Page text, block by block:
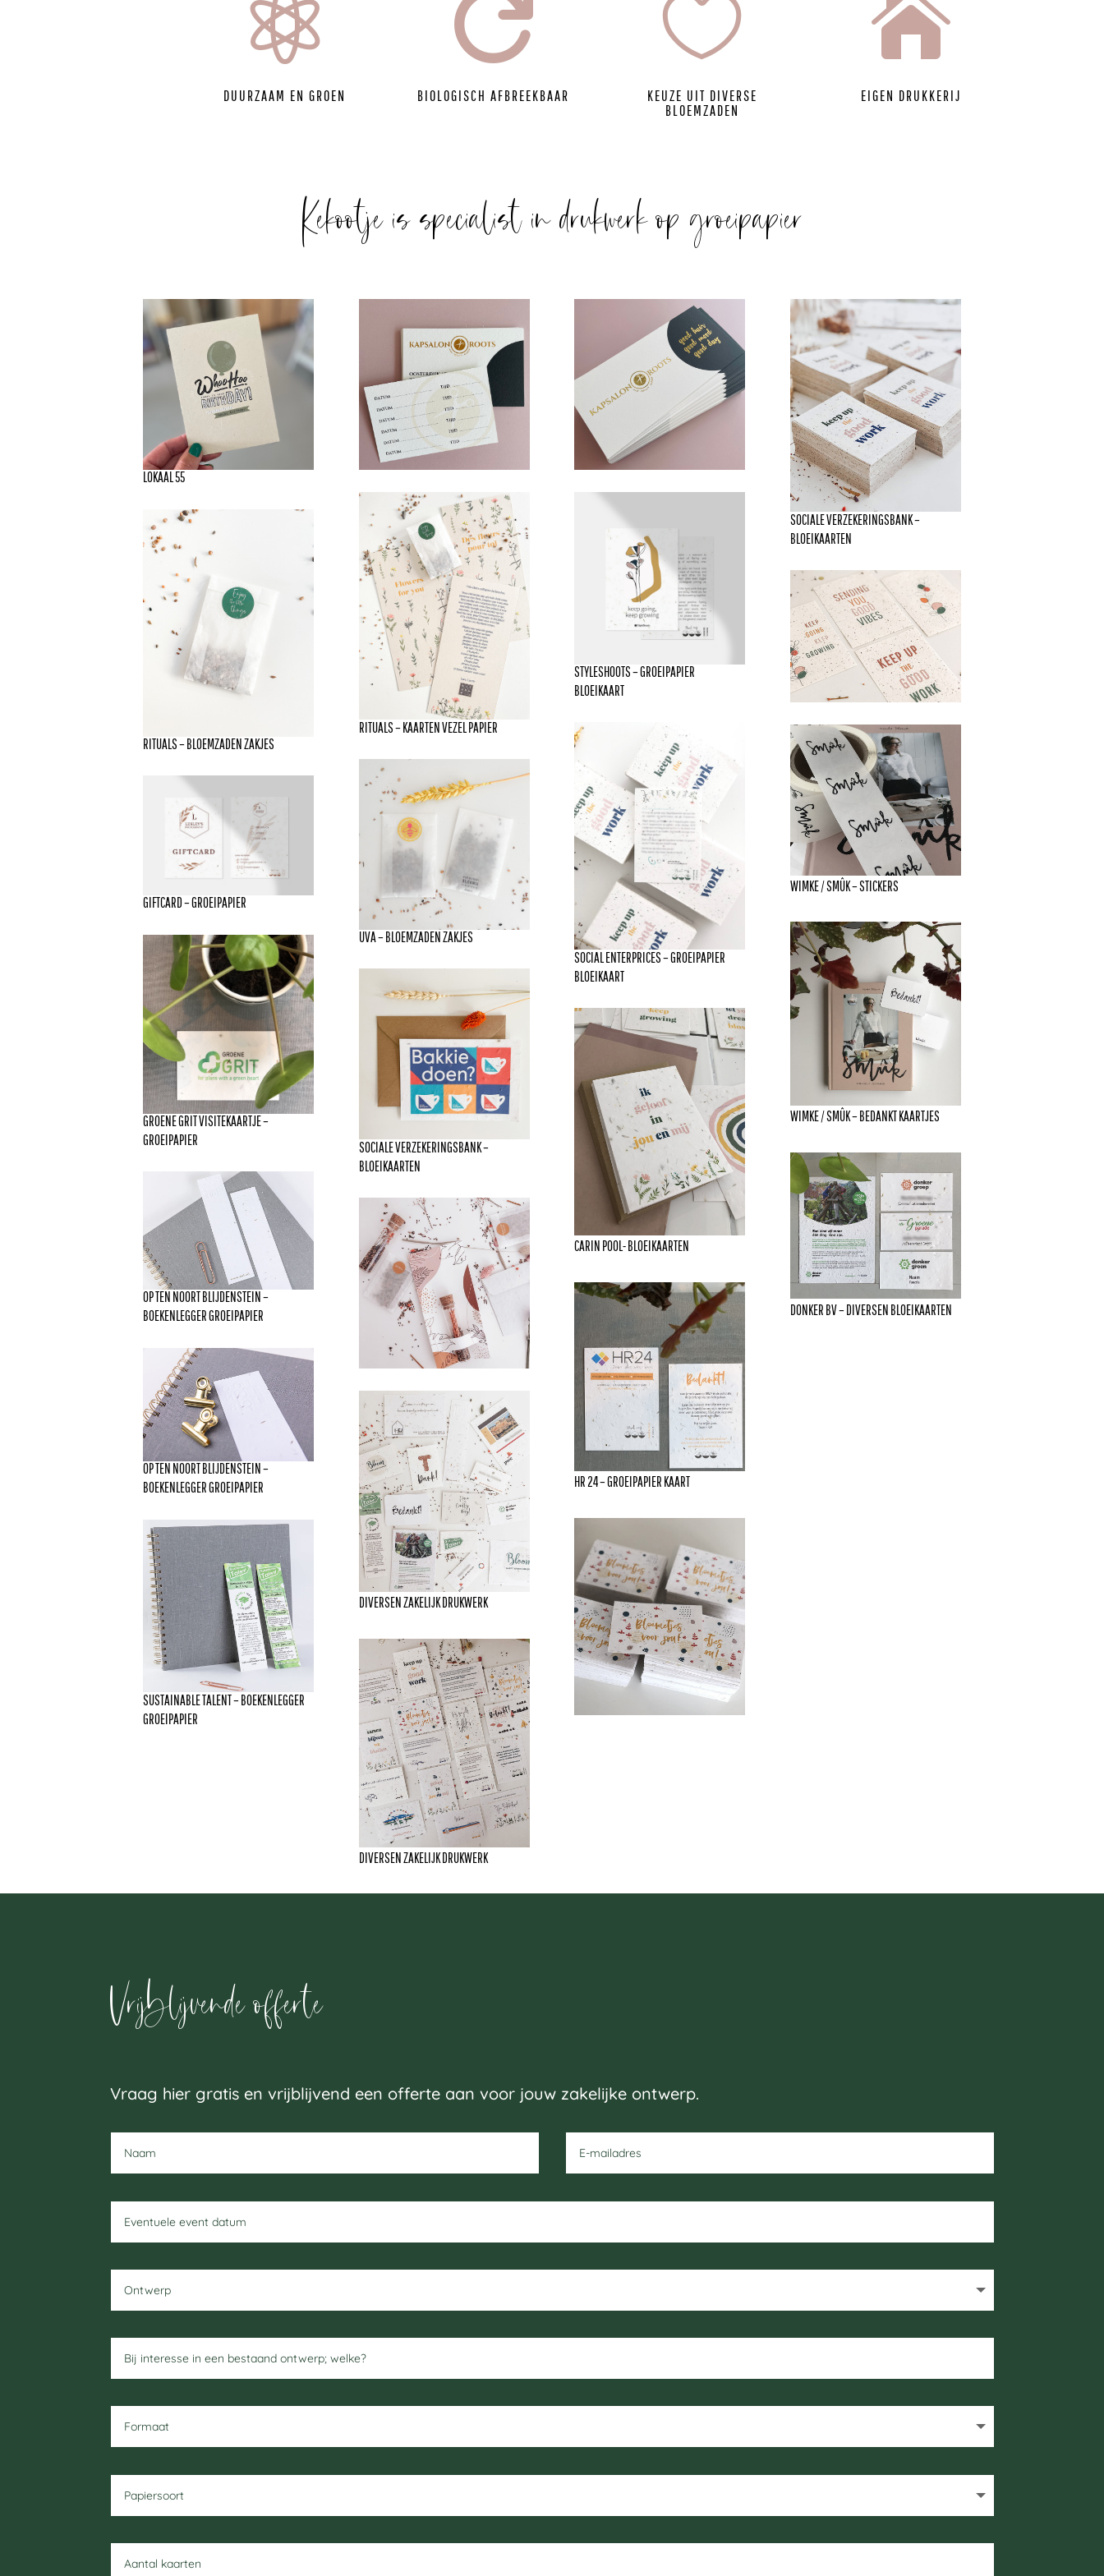

DUURZAAM EN GROEN

BIOLOGISCH AFBREEKBAAR

KEUZE UIT DIVERSE
BLOEMZADEN

EIGEN DRUKKERIJ
Kekootje is specialist in drukwerk op groeipapier
LOKAAL 55
RITUALS – BLOEMZADEN ZAKJES
GIFTCARD – GROEIPAPIER
GROENE GRIT VISITEKAARTJE –
GROEIPAPIER
OP TEN NOORT BLIJDENSTEIN –
BOEKENLEGGER GROEIPAPIER
OP TEN NOORT BLIJDENSTEIN –
BOEKENLEGGER GROEIPAPIER
SUSTAINABLE TALENT – BOEKENLEGGER
GROEIPAPIER
RITUALS – KAARTEN VEZEL PAPIER
UVA – BLOEMZADEN ZAKJES
SOCIALE VERZEKERINGSBANK –
BLOEIKAARTEN
DIVERSEN ZAKELIJK DRUKWERK
DIVERSEN ZAKELIJK DRUKWERK
STYLESHOOTS – GROEIPAPIER
BLOEIKAART
SOCIAL ENTERPRICES – GROEIPAPIER
BLOEIKAART
CARIN POOL- BLOEIKAARTEN
HR 24 – GROEIPAPIER KAART
SOCIALE VERZEKERINGSBANK –
BLOEIKAARTEN
WIMKE / SMÛK – STICKERS
WIMKE / SMÛK – BEDANKT KAARTJES
DONKER BV – DIVERSEN BLOEIKAARTEN
Vrijblijvende offerte
Vraag hier gratis en vrijblijvend een offerte aan voor jouw zakelijke ontwerp.